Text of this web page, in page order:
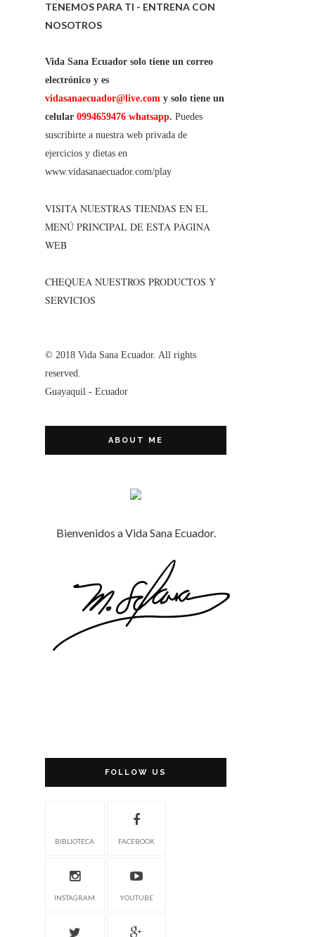
TENEMOS PARA TI - ENTRENA CON
NOSOTROS
Vida Sana Ecuador solo tiene un correo
electrónico y es
vidasanaecuador@live.com y solo tiene un
celular 0994659476 whatsapp. Puedes
suscribirte a nuestra web privada de
ejercicios y dietas en
www.vidasanaecuador.com/play
VISITA NUESTRAS TIENDAS EN EL
MENÚ PRINCIPAL DE ESTA PÁGINA
WEB
CHEQUEA NUESTROS PRODUCTOS Y
SERVICIOS
© 2018 Vida Sana Ecuador. All rights
reserved.
Guayaquil - Ecuador
ABOUT ME
Bienvenidos a Vida Sana Ecuador.
FOLLOW US
BIBLIOTECA FACEBOOK
INSTAGRAM YOUTUBE